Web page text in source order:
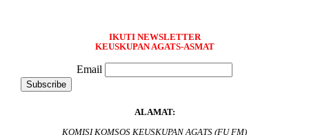
IKUTI NEWSLETTER
KEUSKUPAN AGATS-ASMAT
Email
ALAMAT:
KOMISI KOMSOS KEUSKUPAN AGATS (FU FM)